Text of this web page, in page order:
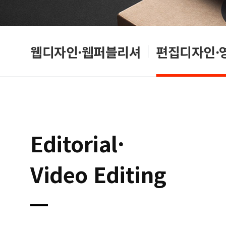
웹디자인·웹퍼블리셔 편집디자인·
Editorial·
Video Editing